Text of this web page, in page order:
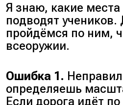
Я знаю, какие
подводят учеников.
пройдёмся по ним,
всеоружии.
Ошибка 1.
определяешь
Если дорога идёт